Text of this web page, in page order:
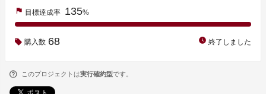
flag 目標達成率 135%
購入数 68 watch_later 終了しました
このプロジェクトは実行確約型です。